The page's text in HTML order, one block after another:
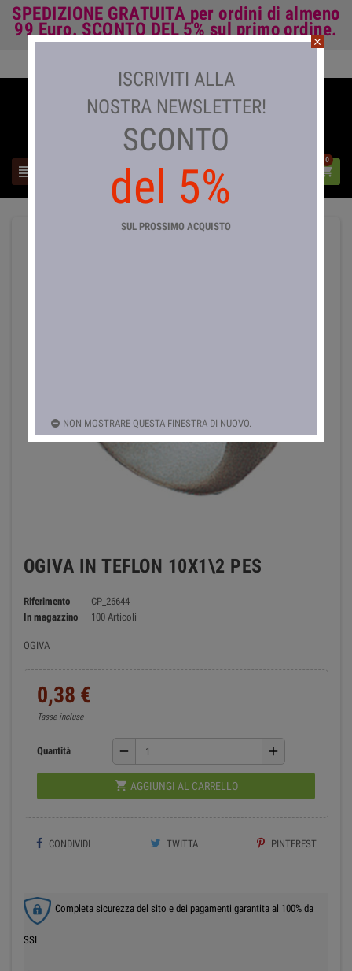
SPEDIZIONE GRATUITA per ordini di almeno
99 Euro. SCONTO DEL 5% sul primo ordine.
 
0
OGIVA IN TEFLON 10X1\2 PES
Riferimento
CP_26644
In magazzino
100 Articoli
OGIVA
0,38 €
Tasse incluse
Quantità remove add
 AGGIUNGI AL CARRELLO
CONDIVIDI TWITTA PINTEREST
Completa sicurezza del sito e dei pagamenti garantita al 100% da
SSL
close
ISCRIVITI ALLA
NOSTRA NEWSLETTER!
SCONTO
del 5%
SUL PROSSIMO ACQUISTO
NON MOSTRARE QUESTA FINESTRA DI NUOVO.